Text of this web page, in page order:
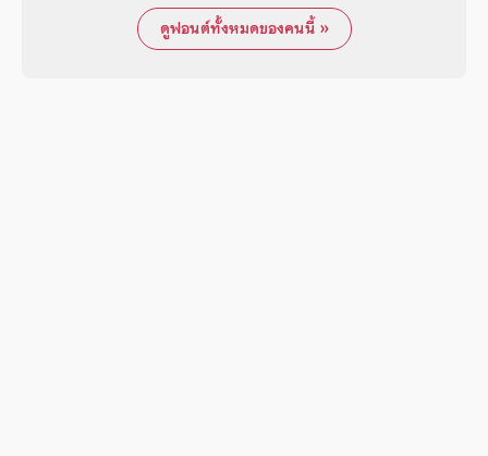
ดูฟอนต์ทั้งหมดของคนนี้ »